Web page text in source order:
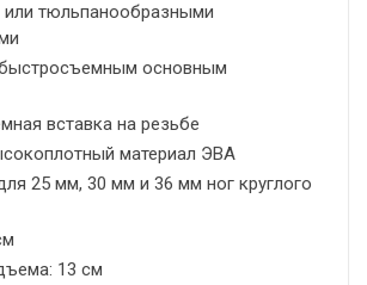
тюльпанообразными
основным
вставка на резьбе
материал ЭВА
25 мм, 30 мм и 36 мм ног круглого
13 см